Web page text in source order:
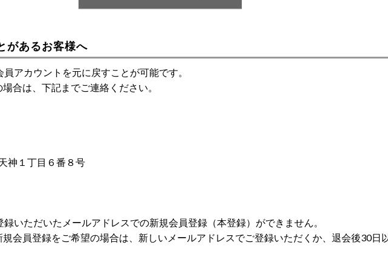
があるお客様へ
アカウントを元に戻すことが可能です。
合は、下記までご連絡ください。
神１丁目６番８号
いただいたメールアドレスでの新規会員登録（本登録）ができません。
会員登録をご希望の場合は、新しいメールアドレスでご登録いただくか、退会後30日